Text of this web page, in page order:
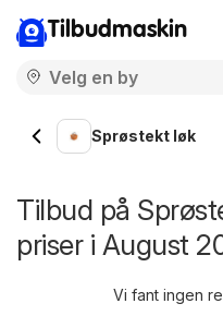
Tilbudmaskin
Sprøstekt løk
Tilbud på
priser i August
Vi fant ingen